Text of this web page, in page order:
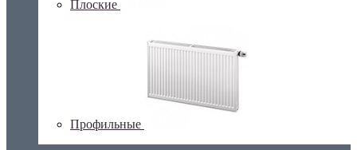
Плоские
Профильные